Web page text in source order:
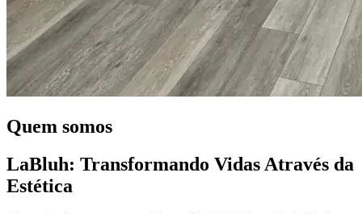
Quem somos
LaBluh: Transformando Vidas Através da
Estética